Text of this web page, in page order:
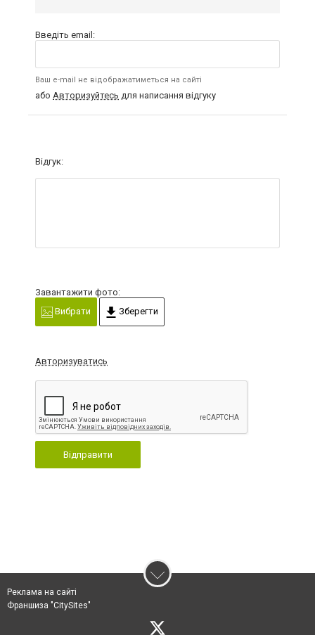
Введіть email:
Ваш e-mail не відображатиметься на сайті
або Авторизуйтесь для написання відгуку
Відгук:
Завантажити фото:
Вибрати
Зберегти
Авторизуватись
Відправити
Реклама на сайті
Франшиза "CitySites"